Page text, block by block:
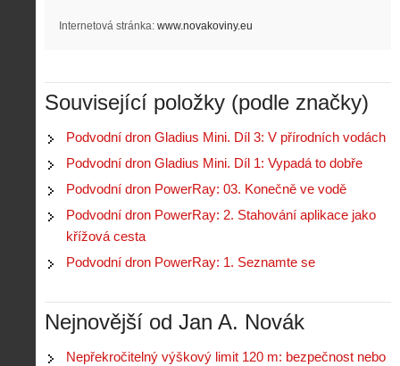
Internetová stránka: www.novakoviny.eu
Související položky (podle značky)
Podvodní dron Gladius Mini. Díl 3: V přírodních vodách
Podvodní dron Gladius Mini. Díl 1: Vypadá to dobře
Podvodní dron PowerRay: 03. Konečně ve vodě
Podvodní dron PowerRay: 2. Stahování aplikace jako
křížová cesta
Podvodní dron PowerRay: 1. Seznamte se
Nejnovější od Jan A. Novák
Nepřekročitelný výškový limit 120 m: bezpečnost nebo